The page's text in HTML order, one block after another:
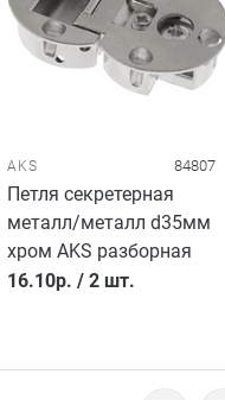
AKS 84807
Петля секретерная
металл/металл d35мм
хром AKS разборная
16.10р. / 2 шт.